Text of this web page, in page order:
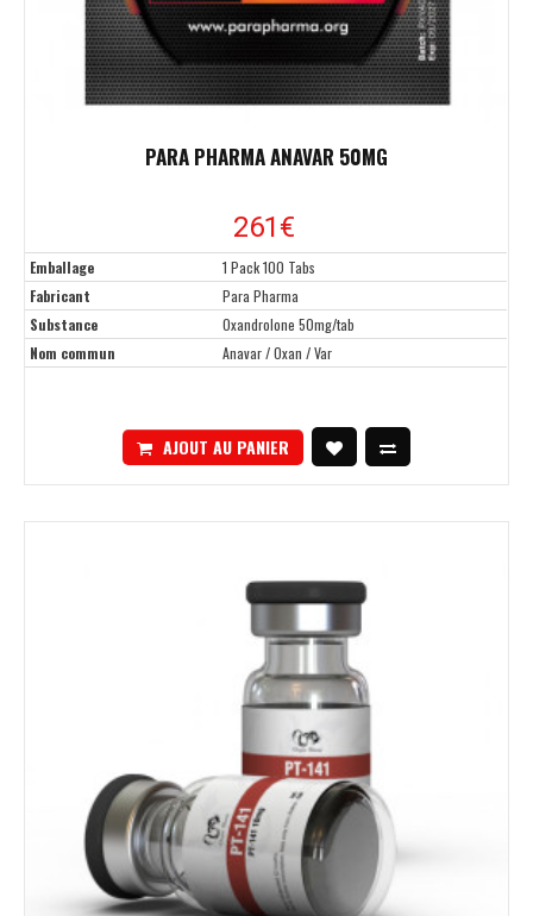
PARA PHARMA ANAVAR 50MG
261€
Emballage
1 Pack 100 Tabs
Fabricant
Para Pharma
Substance
Oxandrolone 50mg/tab
Nom commun
Anavar / Oxan / Var
AJOUT AU PANIER